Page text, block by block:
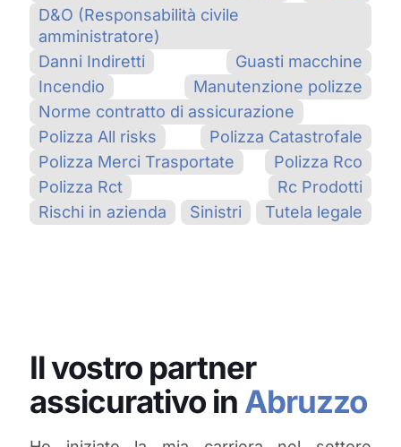
D&O (Responsabilità civile
amministratore)
Danni Indiretti
Guasti macchine
Incendio
Manutenzione polizze
Norme contratto di assicurazione
Polizza All risks
Polizza Catastrofale
Polizza Merci Trasportate
Polizza Rco
Polizza Rct
Rc Prodotti
Rischi in azienda
Sinistri Tutela legale
Il vostro partner
assicurativo in Abruzzo